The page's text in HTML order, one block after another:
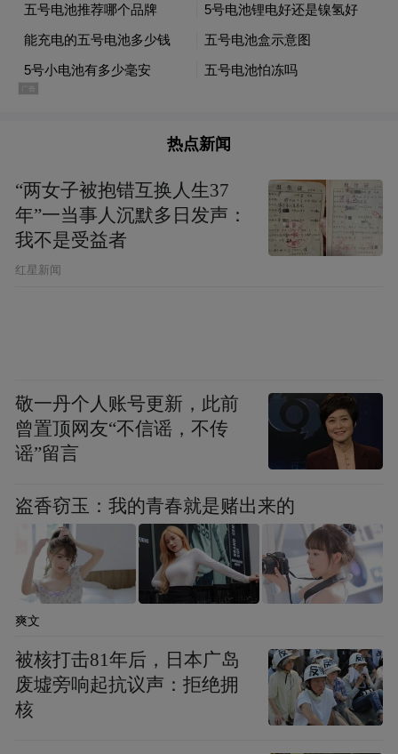
热点新闻
“两女子被抱错互换人生37
年”一当事人沉默多日发声：
我不是受益者
红星新闻
敬一丹个人账号更新，此前
曾置顶网友“不信谣，不传
谣”留言
盗香窃玉：我的青春就是赌出来的
爽文
被核打击81年后，日本广岛
废墟旁响起抗议声：拒绝拥
核